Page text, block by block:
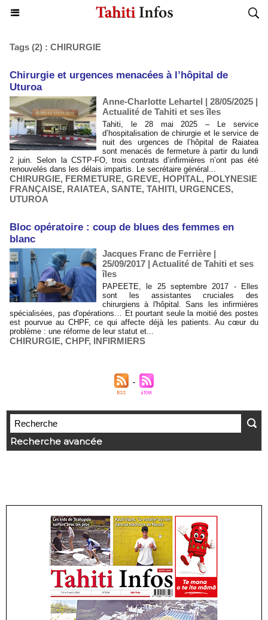
Tags (2) : CHIRURGIE
​Chirurgie et urgences menacées à l’hôpital de
Uturoa
Anne-Charlotte Lehartel | 28/05/2025 |
Actualité de Tahiti et ses îles
Tahiti, le 28 mai 2025 – Le service
d’hospitalisation de chirurgie et le service de
nuit des urgences de l’hôpital de Raiatea
sont menacés de fermeture à partir du lundi
2 juin. Selon la CSTP-FO, trois contrats d’infirmières n’ont pas été
renouvelés dans les délais impartis. Le secrétaire général...
CHIRURGIE, FERMETURE, GREVE, HOPITAL, POLYNESIE
FRANÇAISE, RAIATEA, SANTE, TAHITI, URGENCES,
UTUROA
Bloc opératoire : coup de blues des femmes en
blanc
Jacques Franc de Ferrière |
25/09/2017 | Actualité de Tahiti et ses
îles
PAPEETE, le 25 septembre 2017 - Elles
sont les assistantes cruciales des
chirurgiens à l'hôpital. Sans les infirmières
spécialisées, pas d'opérations… Et pourtant seule la moitié des postes
est pourvue au CHPF, ce qui affecte déjà les patients. Au cœur du
problème : une réforme de leur statut et...
CHIRURGIE, CHPF, INFIRMIERS
Recherche avancée